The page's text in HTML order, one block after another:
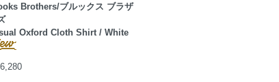
Brothers/ブルックス ブラザ
Oxford Cloth Shirt / White